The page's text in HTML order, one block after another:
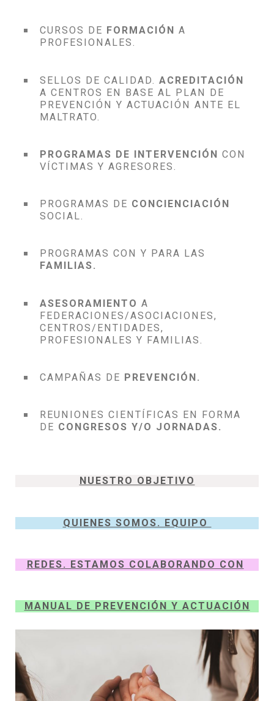
CURSOS DE FORMACIÓN A
PROFESIONALES.
SELLOS DE CALIDAD. ACREDITACIÓN
A CENTROS EN BASE AL PLAN DE
PREVENCIÓN Y ACTUACIÓN ANTE EL
MALTRATO.
PROGRAMAS DE INTERVENCIÓN CON
VÍCTIMAS Y AGRESORES.
PROGRAMAS DE CONCIENCIACIÓN
SOCIAL.
PROGRAMAS CON Y PARA LAS
FAMILIAS.
ASESORAMIENTO A
FEDERACIONES/ASOCIACIONES,
CENTROS/ENTIDADES,
PROFESIONALES Y FAMILIAS.
CAMPAÑAS DE PREVENCIÓN.
REUNIONES CIENTÍFICAS EN FORMA
DE CONGRESOS Y/O JORNADAS.
NUESTRO OBJETIVO
QUIENES SOMOS. EQUIPO
REDES. ESTAMOS COLABORANDO CON
MANUAL DE PREVENCIÓN Y ACTUACIÓN